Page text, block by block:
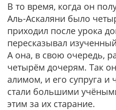
В то время, когда он
Аль-Аскаляни было
приходил после урока
пересказывал
А она, в свою очередь,
четырём дочерям. Так
алимом, и его супруга и
стали большими
этим за их старание.